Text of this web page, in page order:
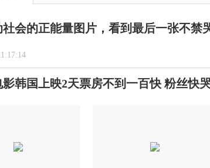
社会的正能量图片，看到最后一张不禁
韩国上映2天票房不到一百快 粉丝快